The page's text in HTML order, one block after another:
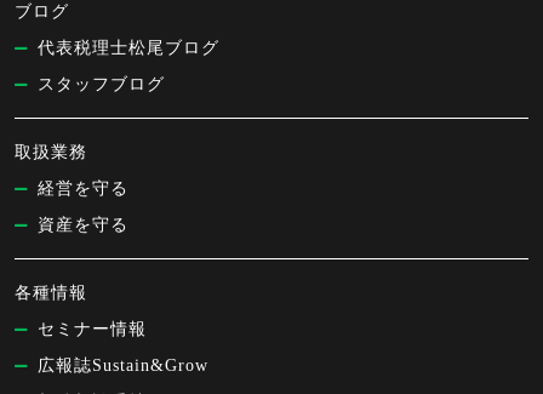
ブログ
代表税理士松尾ブログ
スタッフブログ
取扱業務
経営を守る
資産を守る
各種情報
セミナー情報
広報誌Sustain&Grow